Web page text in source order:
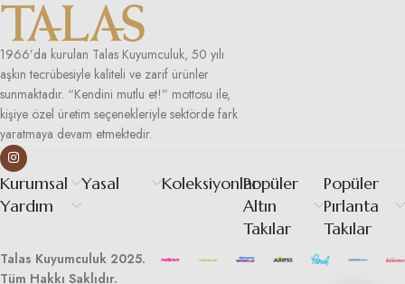
1966’da kurulan Talas Kuyumculuk, 50 yılı
aşkın tecrübesiyle kaliteli ve zarif ürünler
sunmaktadır. “Kendini mutlu et!” mottosu ile,
kişiye özel üretim seçenekleriyle sektörde fark
yaratmaya devam etmektedir.
Kurumsal
Yardım
Yasal KoleksiyonlarPopüler
Altın
Takılar
Popüler
Pırlanta
Takılar
Talas Kuyumculuk 2025.
Tüm Hakkı Saklıdır.